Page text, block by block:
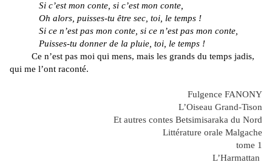
Si c’est mon conte, si c’est mon conte,
Oh alors, puisses-tu être sec, toi, le temps !
Si ce n’est pas mon conte, si ce n’est pas mon conte,
Puisses-tu donner de la pluie, toi, le temps !
Ce n’est pas moi qui mens, mais les grands du temps jadis,
qui me l’ont raconté.
Fulgence FANONY
L’Oiseau Grand-Tison
Et autres contes Betsimisaraka du Nord
Littérature orale Malgache
tome 1
L’Harmattan